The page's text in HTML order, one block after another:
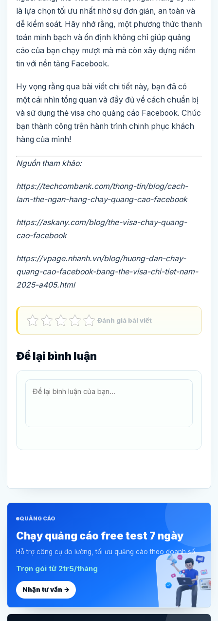
là lựa chọn tối ưu nhất nhờ sự đơn giản, an toàn và
dễ kiểm soát. Hãy nhớ rằng, một phương thức thanh
toán minh bạch và ổn định không chỉ giúp quảng
cáo của bạn chạy mượt mà mà còn xây dựng niềm
tin với nền tảng Facebook.
Hy vọng rằng qua bài viết chi tiết này, bạn đã có
một cái nhìn tổng quan và đầy đủ về cách chuẩn bị
và sử dụng thẻ visa cho quảng cáo Facebook. Chúc
bạn thành công trên hành trình chinh phục khách
hàng của mình!
Nguồn tham khảo:
https://techcombank.com/thong-tin/blog/cach-
lam-the-ngan-hang-chay-quang-cao-facebook
https://askany.com/blog/the-visa-chay-quang-
cao-facebook
https://vpage.nhanh.vn/blog/huong-dan-chay-
quang-cao-facebook-bang-the-visa-chi-tiet-nam-
2025-a405.html
Đánh giá bài viết
Để lại bình luận
QUẢNG CÁO
Chạy quảng cáo free test 7 ngày
Hỗ trợ công cụ đo lường, tối ưu quảng cáo theo doanh số.
Trọn gói từ 2tr5/tháng
Nhận tư vấn →